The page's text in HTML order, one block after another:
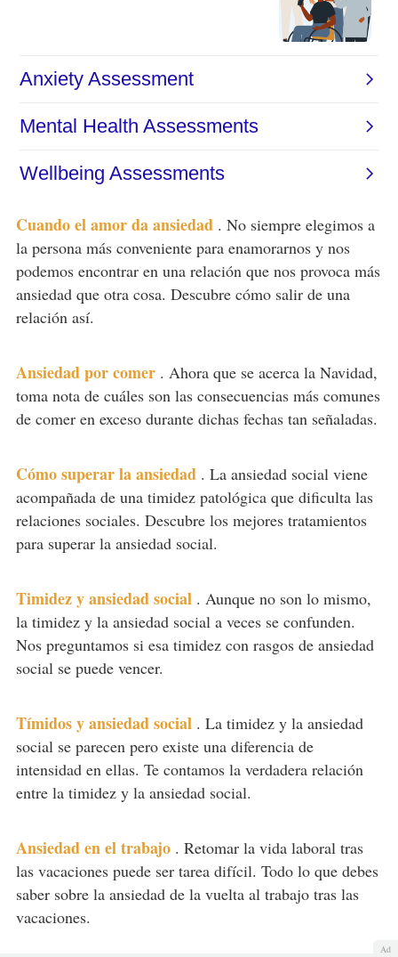
Cuando el amor da ansiedad . No siempre elegimos a
la persona más conveniente para enamorarnos y nos
podemos encontrar en una relación que nos provoca más
ansiedad que otra cosa. Descubre cómo salir de una
relación así.
Ansiedad por comer . Ahora que se acerca la Navidad,
toma nota de cuáles son las consecuencias más comunes
de comer en exceso durante dichas fechas tan señaladas.
Cómo superar la ansiedad . La ansiedad social viene
acompañada de una timidez patológica que dificulta las
relaciones sociales. Descubre los mejores tratamientos
para superar la ansiedad social.
Timidez y ansiedad social . Aunque no son lo mismo,
la timidez y la ansiedad social a veces se confunden.
Nos preguntamos si esa timidez con rasgos de ansiedad
social se puede vencer.
Tímidos y ansiedad social . La timidez y la ansiedad
social se parecen pero existe una diferencia de
intensidad en ellas. Te contamos la verdadera relación
entre la timidez y la ansiedad social.
Ansiedad en el trabajo . Retomar la vida laboral tras
las vacaciones puede ser tarea difícil. Todo lo que debes
saber sobre la ansiedad de la vuelta al trabajo tras las
vacaciones.
Ad